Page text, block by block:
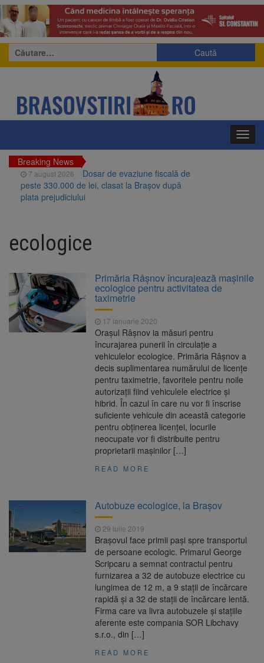
Caută
după:
Breaking News
7 august 2026
Dosar de evaziune fiscală de
peste 330.000 de lei, clasat la Brașov după
plata prejudiciului
sistarea plăților către Brai-Cata și Comprest.
Motivul: platforme de gunoi neigienizate
Piața Star din Brașov au fost demolate
7 august 2026
Tâmpa intră în renovare. Contract de peste 1
milion de lei și termen de trei luni
Unul dintre cele mai mari
parcuri ale Brașovului va fi amenajat în
Bartolomeu-Avantgarden. Contractul a fost
Trafic blocat pe DN1E Brașov
– Poiana Brașov după un accident. Două
persoane primesc îngrijiri medicale
ecologice
Primăria Râșnov încurajează mașinile
ecologice pentru activitatea de
taximetrie
17 ianuarie 2020
Orașul Râșnov ia măsuri pentru
încurajarea punerii în circulație a
vehiculelor ecologice. Primăria Râșnov a
decis suplimentarea numărului de licențe
pentru taximetrie, favoritele pentru noile
autorizații fiind vehiculele electrice și
hibrid. În cazul în care nu vor fi înscrise
suficiente vehicule din această categorie
pentru obținerea licenței, locurile
neocupate vor fi distribuite pentru
proprietarii mașinilor […]
READ MORE
Autobuze ecologice, la Brașov
29 iulie 2019
Brașovul face primii pași spre transportul
de persoane ecologic. Primarul George
Scripcaru a semnat contractul pentru
furnizarea a 32 de autobuze electrice cu
lungimea de 12 m, a 9 stații de încărcare
rapidă și a 32 de stații de încărcare lentă.
Firma care va livra autobuzele și stațiile
aferente este compania SOR Libchavy
s.r.o., din […]
READ MORE